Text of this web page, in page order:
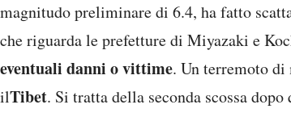
magnitudo preliminare di 6.4, ha fatto
che riguarda le prefetture di Miyazaki e
eventuali danni o vittime. Un terremoto di
ilTibet. Si tratta della seconda scossa